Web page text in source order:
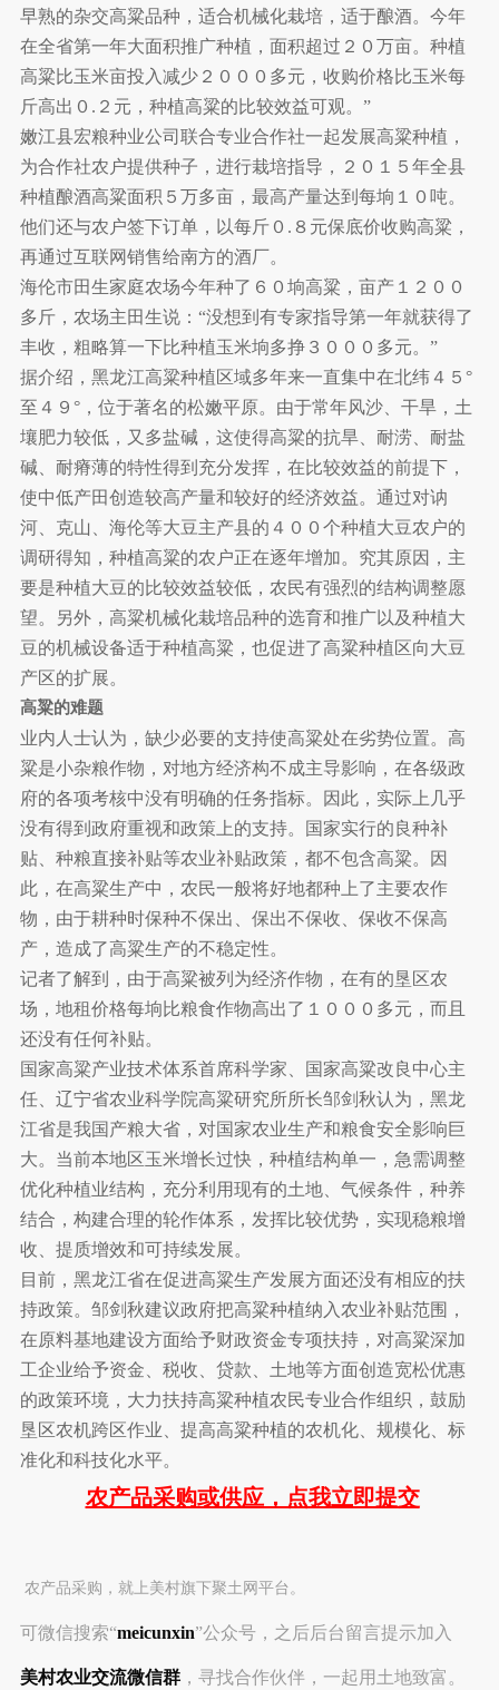
早熟的杂交高粱品种，适合机械化栽培，适于酿酒。今年
在全省第一年大面积推广种植，面积超过２０万亩。种植
高粱比玉米亩投入减少２０００多元，收购价格比玉米每
斤高出０.２元，种植高粱的比较效益可观。”
嫩江县宏粮种业公司联合专业合作社一起发展高粱种植，
为合作社农户提供种子，进行栽培指导，２０１５年全县
种植酿酒高粱面积５万多亩，最高产量达到每垧１０吨。
他们还与农户签下订单，以每斤０.８元保底价收购高粱，
再通过互联网销售给南方的酒厂。
海伦市田生家庭农场今年种了６０垧高粱，亩产１２００
多斤，农场主田生说：“没想到有专家指导第一年就获得了
丰收，粗略算一下比种植玉米垧多挣３０００多元。”
据介绍，黑龙江高粱种植区域多年来一直集中在北纬４５°
至４９°，位于著名的松嫩平原。由于常年风沙、干旱，土
壤肥力较低，又多盐碱，这使得高粱的抗旱、耐涝、耐盐
碱、耐瘠薄的特性得到充分发挥，在比较效益的前提下，
使中低产田创造较高产量和较好的经济效益。通过对讷
河、克山、海伦等大豆主产县的４００个种植大豆农户的
调研得知，种植高粱的农户正在逐年增加。究其原因，主
要是种植大豆的比较效益较低，农民有强烈的结构调整愿
望。另外，高粱机械化栽培品种的选育和推广以及种植大
豆的机械设备适于种植高粱，也促进了高粱种植区向大豆
产区的扩展。
高粱的难题
业内人士认为，缺少必要的支持使高粱处在劣势位置。高
粱是小杂粮作物，对地方经济构不成主导影响，在各级政
府的各项考核中没有明确的任务指标。因此，实际上几乎
没有得到政府重视和政策上的支持。国家实行的良种补
贴、种粮直接补贴等农业补贴政策，都不包含高粱。因
此，在高粱生产中，农民一般将好地都种上了主要农作
物，由于耕种时保种不保出、保出不保收、保收不保高
产，造成了高粱生产的不稳定性。
记者了解到，由于高粱被列为经济作物，在有的垦区农
场，地租价格每垧比粮食作物高出了１０００多元，而且
还没有任何补贴。
国家高粱产业技术体系首席科学家、国家高粱改良中心主
任、辽宁省农业科学院高粱研究所所长邹剑秋认为，黑龙
江省是我国产粮大省，对国家农业生产和粮食安全影响巨
大。当前本地区玉米增长过快，种植结构单一，急需调整
优化种植业结构，充分利用现有的土地、气候条件，种养
结合，构建合理的轮作体系，发挥比较优势，实现稳粮增
收、提质增效和可持续发展。
目前，黑龙江省在促进高粱生产发展方面还没有相应的扶
持政策。邹剑秋建议政府把高粱种植纳入农业补贴范围，
在原料基地建设方面给予财政资金专项扶持，对高粱深加
工企业给予资金、税收、贷款、土地等方面创造宽松优惠
的政策环境，大力扶持高粱种植农民专业合作组织，鼓励
垦区农机跨区作业、提高高粱种植的农机化、规模化、标
准化和科技化水平。
农产品采购或供应，点我立即提交
农产品采购，就上美村旗下聚土网平台。
可微信搜索“meicunxin”公众号，之后后台留言提示加入
美村农业交流微信群 ，寻找合作伙伴，一起用土地致富。